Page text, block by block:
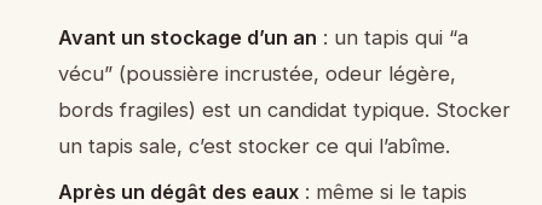
Avant un stockage d’un an : un tapis qui “a
vécu” (poussière incrustée, odeur légère,
bords fragiles) est un candidat typique. Stocker
un tapis sale, c’est stocker ce qui l’abîme.
Après un dégât des eaux: même si le tapis